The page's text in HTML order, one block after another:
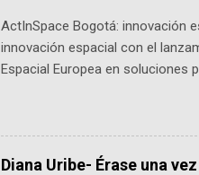
ActInSpace Bogotá: innovación
innovación espacial con el
Espacial Europea en soluciones
emprendedores y estudiantes.
más de 60 ciudades, donde
datos orbitales. En Bogotá,
Diana Uribe- Érase una